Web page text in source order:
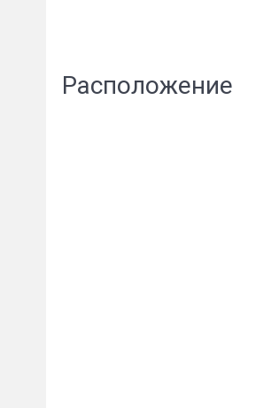
Расположение